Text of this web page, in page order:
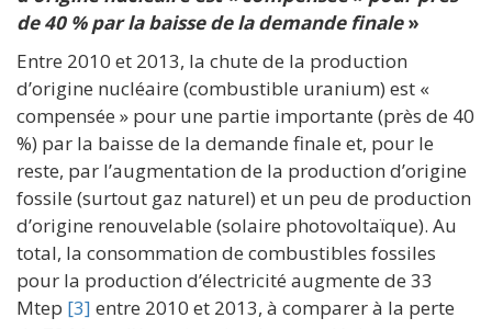
de 40 % par la baisse de la demande finale»
Entre 2010 et 2013, la chute de la production
d’origine nucléaire (combustible uranium) est «
compensée » pour une partie importante (près de 40
%) par la baisse de la demande finale et, pour le
reste, par l’augmentation de la production d’origine
fossile (surtout gaz naturel) et un peu de production
d’origine renouvelable (solaire photovoltaïque). Au
total, la consommation de combustibles fossiles
pour la production d’électricité augmente de 33
Mtep [3] entre 2010 et 2013, à comparer à la perte